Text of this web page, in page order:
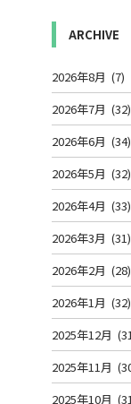
ARCHIVE
2026年8月 (7)
2026年7月 (32)
2026年6月 (34)
2026年5月 (32)
2026年4月 (33)
2026年3月 (31)
2026年2月 (28)
2026年1月 (32)
2025年12月
2025年11月
2025年10月